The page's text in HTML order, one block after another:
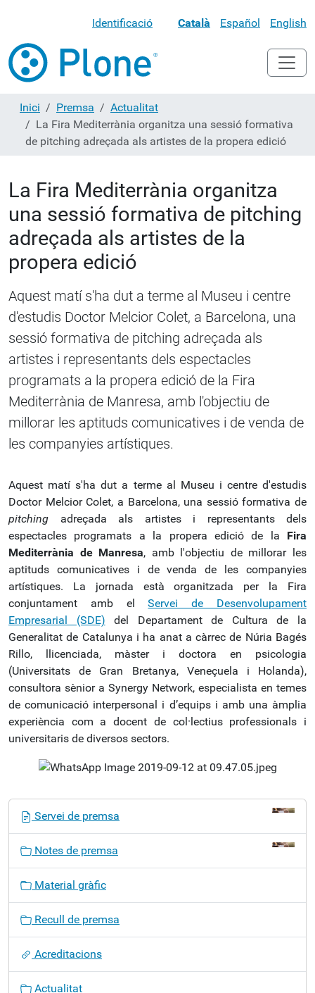
Identificació Català Español English
Inici Premsa
Actualitat
La Fira Mediterrània organitza una sessió formativa
de pitching adreçada als artistes de la propera edició
La Fira Mediterrània organitza
una sessió formativa de pitching
adreçada als artistes de la
propera edició
Aquest matí s'ha dut a terme al Museu i centre
d'estudis Doctor Melcior Colet, a Barcelona, una
sessió formativa de pitching adreçada als
artistes i representants dels espectacles
programats a la propera edició de la Fira
Mediterrània de Manresa, amb l'objectiu de
millorar les aptituds comunicatives i de venda de
les companyies artístiques.
Aquest matí s'ha dut a terme al Museu i centre d'estudis
Doctor Melcior Colet, a Barcelona, una sessió formativa de
pitching adreçada als artistes i representants dels
espectacles programats a la propera edició de la Fira
Mediterrània de Manresa, amb l'objectiu de millorar les
aptituds comunicatives i de venda de les companyies
artístiques. La jornada està organitzada per la Fira
conjuntament amb elServei de Desenvolupament
Empresarial (SDE) del Departament de Cultura de la
Generalitat de Catalunya i ha anat a càrrec de Núria Bagés
Rillo, llicenciada, màster i doctora en psicologia
(Universitats de Gran Bretanya, Veneçuela i Holanda),
consultora sènior a Synergy Network, especialista en temes
de comunicació interpersonal i d’equips i amb una àmplia
experiència com a docent de col·lectius professionals i
universitaris de diversos sectors.
ó
Servei de premsa
Notes de premsa
Material gràfic
Recull de premsa
Acreditacions
Actualitat